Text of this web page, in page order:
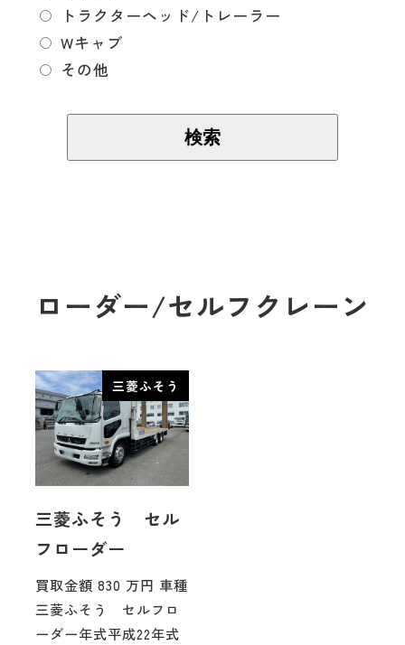
トラクターヘッド/トレーラー
Wキャブ
その他
ローダー/セルフクレーン
三菱ふそう
三菱ふそう セル
フローダー
買取金額 830 万円 車種
三菱ふそう セルフロ
ーダー年式平成22年式